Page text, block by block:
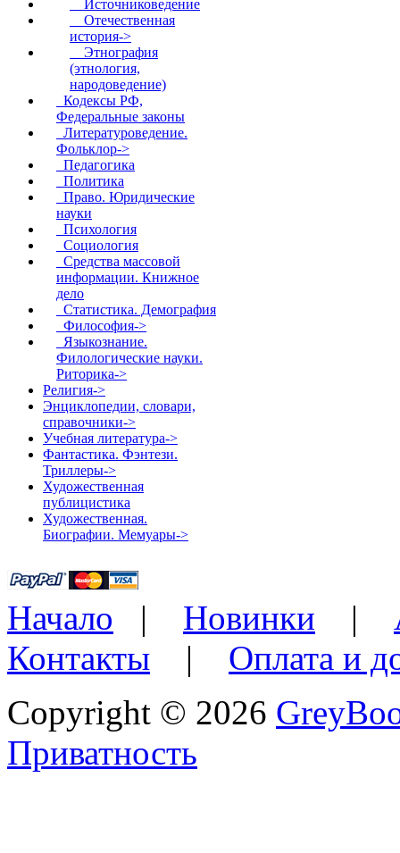
Источниковедение
Отечественная
история->
Этнография
(этнология,
народоведение)
Кодексы РФ,
Федеральные законы
Литературоведение.
Фольклор->
Педагогика
Политика
Право. Юридические
науки
Психология
Социология
Средства массовой
информации. Книжное
дело
Статистика. Демография
Философия->
Языкознание.
Филологические науки.
Риторика->
Религия->
Энциклопедии, словари,
справочники->
Учебная литература->
Фантастика. Фэнтези.
Триллеры->
Художественная
публицистика
Художественная.
Биографии. Мемуары->
Начало | Новинки |
Контакты | Оплата и
Copyright © 2026
Приватность